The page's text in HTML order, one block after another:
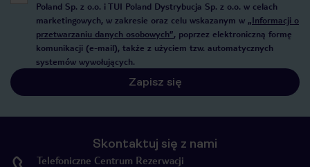
Poland Sp. z o.o. i TUI Poland Dystrybucja Sp. z o.o. w celach
marketingowych, w zakresie oraz celu wskazanym w „Informacji o
przetwarzaniu danych osobowych”, poprzez elektroniczną formę
komunikacji (e-mail), także z użyciem tzw. automatycznych
systemów wywołujących.
Zapisz się
Skontaktuj się z nami
Telefoniczne Centrum Rezerwacji